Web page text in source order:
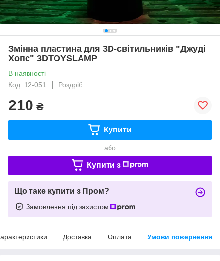
Змінна пластина для 3D-світильників "Джуді
Хопс" 3DTOYSLAMP
В наявності
Код: 12-051
Роздріб
210 ₴
Купити
або
Купити з
Що таке купити з Пром?
Замовлення під захистом
Доставка Оплата Умови повернення